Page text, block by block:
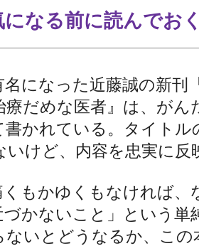
になる前に読んでお
になった近藤誠の新刊
療だめな医者』は、がん
書かれている。タイトル
いけど、内容を忠実に反
もかゆくもなければ、
づかないこと」という単
ないとどうなるか、この